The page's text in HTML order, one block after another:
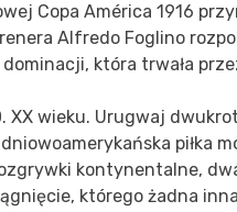
Copa América 1916
Alfredo Foglino
która trwała
XX wieku. Urugwaj
piłka
kontynentalne,
którego żadna